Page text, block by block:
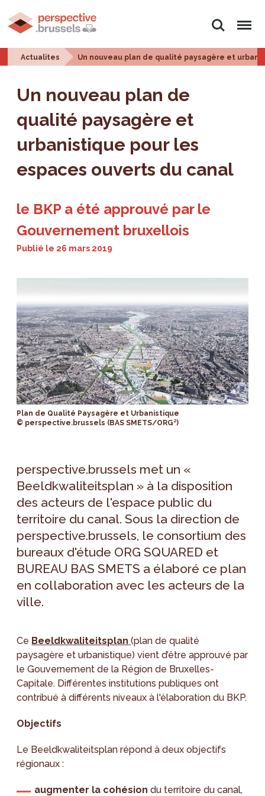
Rechercher
Menu
Actualites Un nouveau plan de qualité paysagère et
Un nouveau plan de
qualité paysagère et
urbanistique pour les
espaces ouverts du canal
le BKP a été approuvé par le
Gouvernement bruxellois
Publié le 26 mars 2019
Plan de Qualité Paysagère et Urbanistique
© perspective.brussels (BAS SMETS/ORG²)
perspective.brussels met un «
Beeldkwaliteitsplan » à la disposition
des acteurs de l'espace public du
territoire du canal. Sous la direction de
perspective.brussels, le consortium des
bureaux d'étude ORG SQUARED et
BUREAU BAS SMETS a élaboré ce plan
en collaboration avec les acteurs de la
ville.
Ce Beeldkwaliteitsplan (plan de qualité
paysagère et urbanistique) vient d’être approuvé par
le Gouvernement de la Région de Bruxelles-
Capitale. Différentes institutions publiques ont
contribué à différents niveaux à l'élaboration du BKP.
Objectifs
Le Beeldkwaliteitsplan répond à deux objectifs
régionaux :
augmenter la cohésiondu territoire du canal,